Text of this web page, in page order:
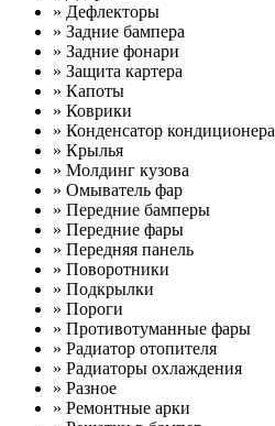
» Дефлекторы
» Задние бампера
» Задние фонари
» Защита картера
» Капоты
» Коврики
» Конденсатор кондиционера
» Крылья
» Молдинг кузова
» Омыватель фар
» Передние бамперы
» Передние фары
» Передняя панель
» Поворотники
» Подкрылки
» Пороги
» Противотуманные фары
» Радиатор отопителя
» Радиаторы охлаждения
» Разное
» Ремонтные арки